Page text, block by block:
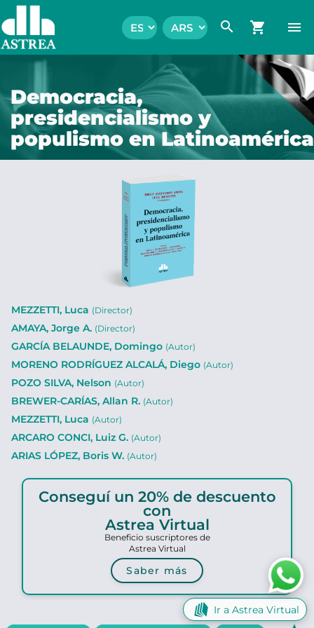
search shopping_cart menu
Democracia,
presidencialismo y
populismo en Latinoamérica
MEZZETTI, Luca (Director)
AMAYA, Jorge A. (Director)
GARCÍA BELAUNDE, Domingo (Autor)
MORENO RODRÍGUEZ ALCALÁ, Diego (Autor)
POZO SILVA, Nelson (Autor)
BREWER-CARÍAS, Allan R. (Autor)
MEZZETTI, Luca (Autor)
ARCARO CONCI, Luiz G. (Autor)
ARIAS LÓPEZ, Boris W. (Autor)
Conseguí un 20% de descuento
con
Astrea Virtual
Beneficio suscriptores de
Astrea Virtual
Saber más
Ir a Astrea Virtual